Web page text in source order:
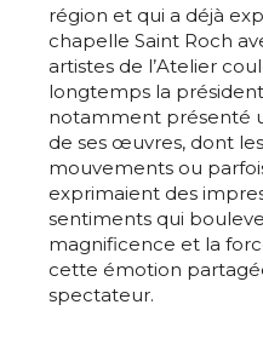
région et qui a déjà
chapelle Saint Roch
artistes de l’Atelier
longtemps la
notamment présenté
de ses œuvres, dont
mouvements ou
exprimaient des
sentiments qui
magnificence et la
cette émotion
spectateur.